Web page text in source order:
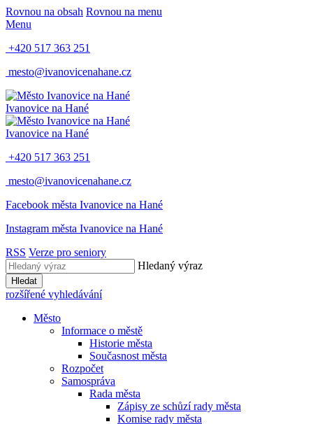
Rovnou na obsah Rovnou na menu
Menu
+420 517 363 251
mesto@ivanovicenahane.cz
Ivanovice na Hané
Ivanovice na Hané
+420 517 363 251
mesto@ivanovicenahane.cz
Facebook města Ivanovice na Hané
Instagram města Ivanovice na Hané
RSS Verze pro seniory
Hledaný výraz
Hledat
rozšířené vyhledávání
Město
Informace o městě
Historie města
Současnost města
Rozpočet
Samospráva
Rada města
Zápisy ze schůzí rady města
Komise rady města